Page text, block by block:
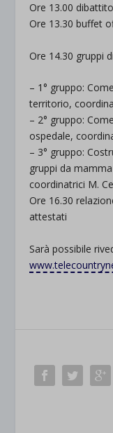
Ore 13.00 dibattito
Ore 13.30 buffet
Ore 14.30 gruppi
– 1° gruppo:
territorio,
– 2° gruppo:
ospedale,
– 3° gruppo:
gruppi da
coordinatrici M.
Ore 16.30
attestati
Sarà possibile